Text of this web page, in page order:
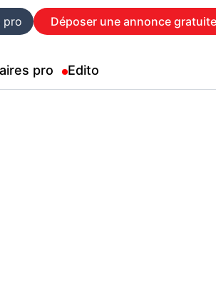
pro Déposer une annonce gratuite
pro Edito